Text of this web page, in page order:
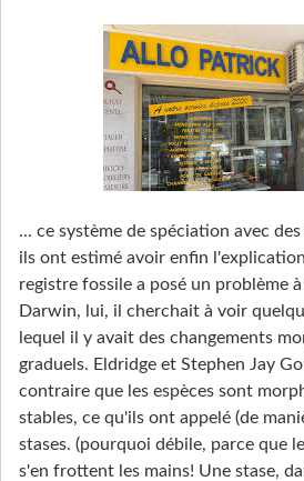
... ce système de spéciation avec
ils ont estimé avoir enfin
registre fossile a posé un problème
Darwin, lui, il cherchait à voir
lequel il y avait des changements
graduels. Eldridge et Stephen Jay
contraire que les espèces sont
stables, ce qu'ils ont appelé (de
stases. (pourquoi débile, parce que
s'en frottent les mains! Une stase,